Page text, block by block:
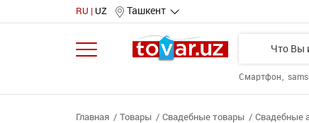
RU UZ Ташкент
Смартфон
Главная Товары Свадебные товары Свадебные